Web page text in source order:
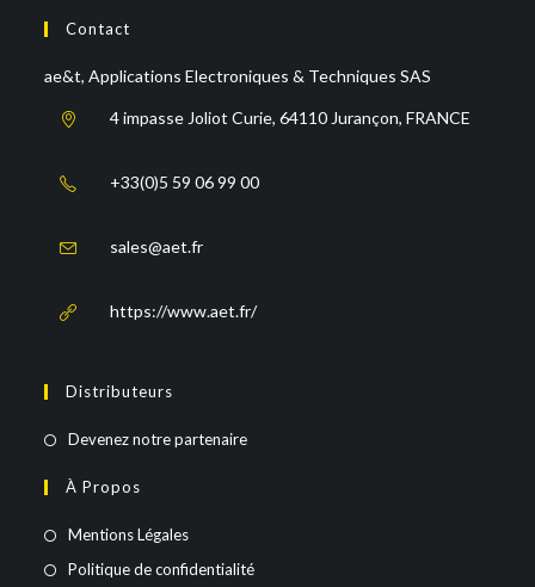
Contact
ae&t, Applications Electroniques & Techniques SAS
4 impasse Joliot Curie, 64110 Jurançon, FRANCE
+33(0)5 59 06 99 00
sales@aet.fr
https://www.aet.fr/
Distributeurs
Devenez notre partenaire
À Propos
Mentions Légales
Politique de confidentialité